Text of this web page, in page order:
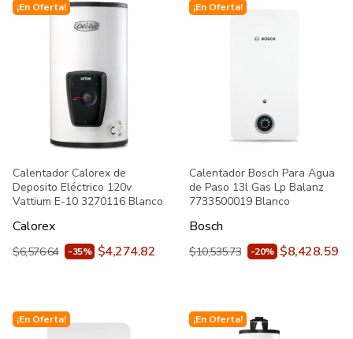
¡En Oferta!
Calentador Calorex de
Deposito Eléctrico 120v
Vattium E-10 3270116 Blanco
Calorex
$6,576.64 -35% $4,274.82
¡En Oferta!
Calentador Bosch Para Agua
de Paso 13l Gas Lp Balanz
7733500019 Blanco
Bosch
$10,535.73 -20% $8,428.59
¡En Oferta! ¡En Oferta!